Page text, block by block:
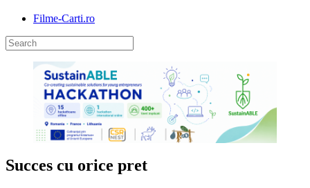
Filme-Carti.ro
Succes cu orice pret